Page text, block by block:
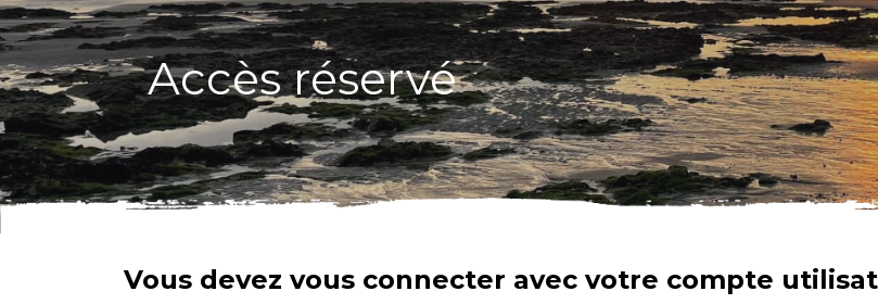
Accès réservé
Vous devez vous connecter avec votre compte